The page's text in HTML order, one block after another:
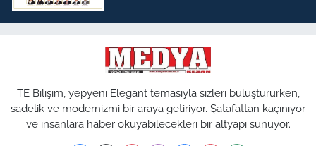
TE Bilişim, yepyeni Elegant temasıyla sizleri buluştururken,
sadelik ve modernizmi bir araya getiriyor. Şatafattan kaçınıyor
ve insanlara haber okuyabilecekleri bir altyapı sunuyor.